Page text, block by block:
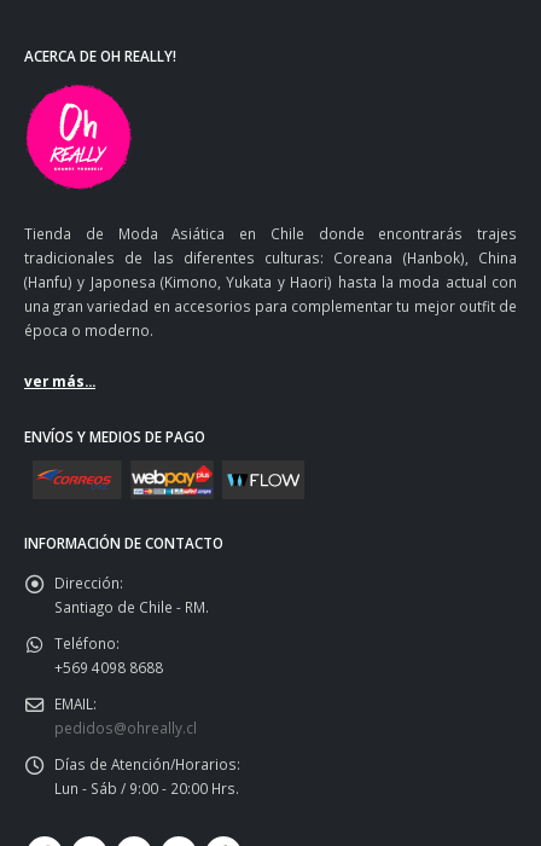
ACERCA DE OH REALLY!
Tienda de Moda Asiática en Chile donde encontrarás trajes
tradicionales de las diferentes culturas: Coreana (Hanbok), China
(Hanfu) y Japonesa (Kimono, Yukata y Haori) hasta la moda actual con
una gran variedad en accesorios para complementar tu mejor outfit de
época o moderno.
ver más...
ENVÍOS Y MEDIOS DE PAGO
INFORMACIÓN DE CONTACTO
Dirección:
Santiago de Chile - RM.
Teléfono:
+569 4098 8688
EMAIL:
pedidos@ohreally.cl
Días de Atención/Horarios:
Lun - Sáb / 9:00 - 20:00 Hrs.